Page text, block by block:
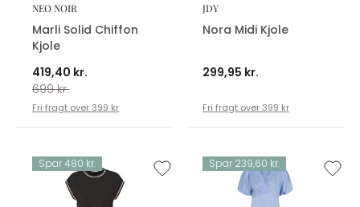
NEO NOIR
Marli Solid Chiffon
Kjole
419,40 kr.
699 kr.
Fri fragt over 399 kr
JDY
Nora Midi Kjole
299,95 kr.
Fri fragt over 399 kr
Spar 480 kr. Spar 239,60 kr.